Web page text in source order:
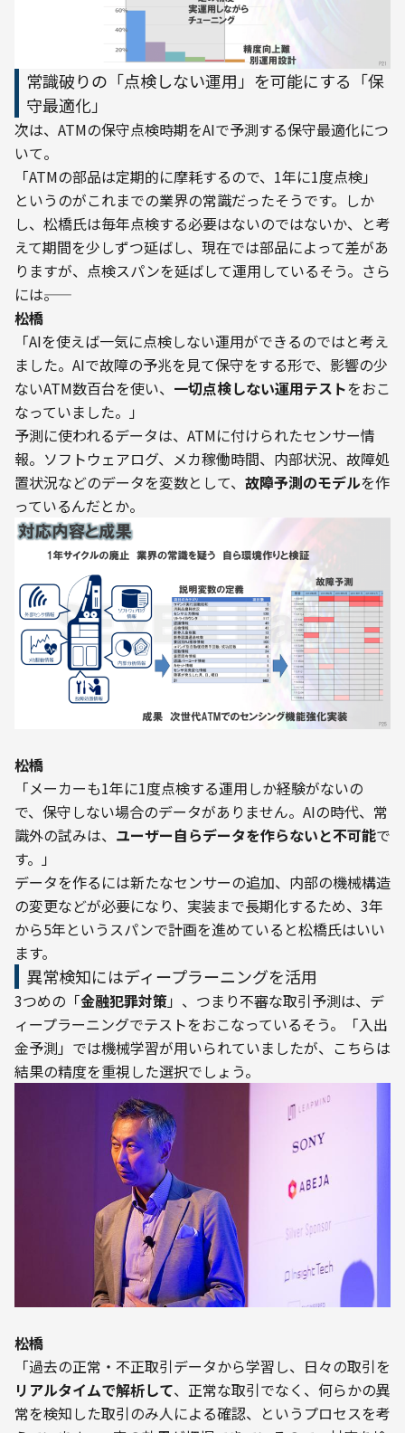
常識破りの「点検しない運用」を可能にする「保
守最適化」
次は、ATMの保守点検時期をAIで予測する保守最適化につ
いて。
「ATMの部品は定期的に摩耗するので、1年に1度点検」
というのがこれまでの業界の常識だったそうです。しか
し、松橋氏は毎年点検する必要はないのではないか、と考
えて期間を少しずつ延ばし、現在では部品によって差があ
りますが、点検スパンを延ばして運用しているそう。さら
には――。
――松橋
「AIを使えば一気に点検しない運用ができるのではと考え
ました。AIで故障の予兆を見て保守をする形で、影響の少
ないATM数百台を使い、 一切点検しない運用テストをおこ
なっていました。」
予測に使われるデータは、ATMに付けられたセンサー情
報。ソフトウェアログ、メカ稼働時間、内部状況、故障処
置状況などのデータを変数として、 故障予測のモデルを作
――松橋
「メーカーも1年に1度点検する運用しか経験がないの
で、保守しない場合のデータがありません。AIの時代、常
識外の試みは、 ユーザー自らデータを作らないと不可能で
す。」
データを作るには新たなセンサーの追加、内部の機械構造
の変更などが必要になり、実装まで長期化するため、3年
から5年というスパンで計画を進めていると松橋氏はいい
ます。
異常検知にはディープラーニングを活用
3つめの「金融犯罪対策」、つまり不審な取引予測は、デ
ィープラーニングでテストをおこなっているそう。「入出
金予測」では機械学習が用いられていましたが、こちらは
――松橋
「過去の正常・不正取引データから学習し、日々の取引を
リアルタイムで解析して、正常な取引でなく、何らかの異
常を検知した取引のみ人による確認、というプロセスを考